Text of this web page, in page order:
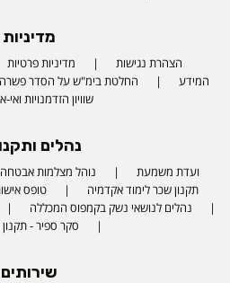
מדיניות
הצהרת נגישות מדיניות פרטיות
המידע
החלטת בימ"ש על הסדר פשרה
שוויון הזדמנויות
נהלים
ועדת משמעת נוהל מצלמות אבטחה
תקנון שכר לימוד אקדמיה
טופס
נהלים לנושאי נשק בקמפוס המכללה
סקר ספיר -
שירותים